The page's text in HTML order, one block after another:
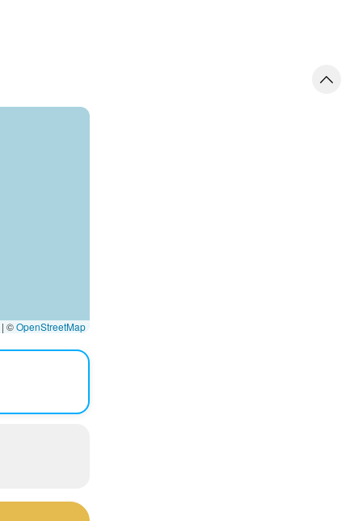
| ©OpenStreetMap